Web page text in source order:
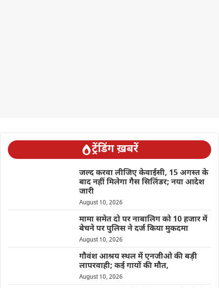
ट्रेंडिंग ख़बरें
जल्द करवा लीजिए केवाईसी, 15 अगस्त के
बाद नहीं मिलेगा गैस सिलिंडर; नया आदेश
जारी
August 10, 2026
मामा समेत दो पर नाबालिग को 10 हजार में
बेचने पर पुलिस ने दर्ज किया मुकदमा
August 10, 2026
गौवंश आश्रय स्थल में एनजीओ की बड़ी
लापरवाही; कई गायों की मौत,
August 10, 2026